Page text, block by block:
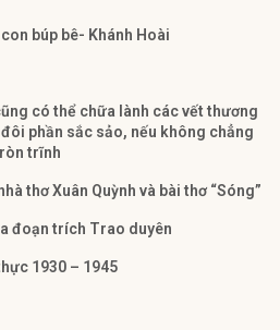
búp bê- Khánh Hoài
có thể chữa lành các vết thương
phần sắc sảo, nếu không chẳng
trĩnh
thơ Xuân Quỳnh và bài thơ “Sóng”
đoạn trích Trao duyên
1930 – 1945